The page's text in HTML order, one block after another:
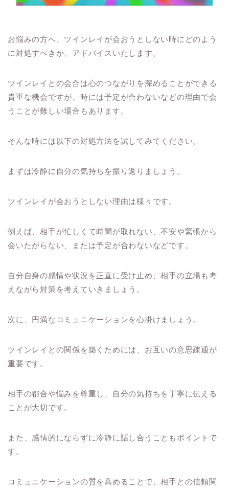
お悩みの方へ、ツインレイが会おうとしない時にどのよう
に対処すべきか、アドバイスいたします。
ツインレイとの会合は心のつながりを深めることができる
貴重な機会ですが、時には予定が合わないなどの理由で会
うことが難しい場合もあります。
そんな時には以下の対処方法を試してみてください。
まずは冷静に自分の気持ちを振り返りましょう。
ツインレイが会おうとしない理由は様々です。
例えば、相手が忙しくて時間が取れない、不安や緊張から
会いたがらない、または予定が合わないなどです。
自分自身の感情や状況を正直に受け止め、相手の立場も考
えながら対策を考えていきましょう。
次に、円満なコミュニケーションを心掛けましょう。
ツインレイとの関係を築くためには、お互いの意思疎通が
重要です。
相手の都合や悩みを尊重し、自分の気持ちを丁寧に伝える
ことが大切です。
また、感情的にならずに冷静に話し合うこともポイントで
す。
コミュニケーションの質を高めることで、相手との信頼関